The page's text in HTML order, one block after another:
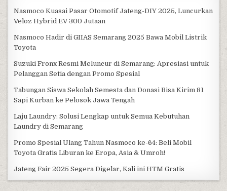
Nasmoco Kuasai Pasar Otomotif Jateng-DIY 2025, Luncurkan
Veloz Hybrid EV 300 Jutaan
Nasmoco Hadir di GIIAS Semarang 2025 Bawa Mobil Listrik
Toyota
Suzuki Fronx Resmi Meluncur di Semarang: Apresiasi untuk
Pelanggan Setia dengan Promo Spesial
Tabungan Siswa Sekolah Semesta dan Donasi Bisa Kirim 81
Sapi Kurban ke Pelosok Jawa Tengah
Laju Laundry: Solusi Lengkap untuk Semua Kebutuhan
Laundry di Semarang
Promo Spesial Ulang Tahun Nasmoco ke-64: Beli Mobil
Toyota Gratis Liburan ke Eropa, Asia & Umroh!
Jateng Fair 2025 Segera Digelar, Kali ini HTM Gratis